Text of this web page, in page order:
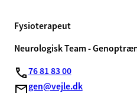
Fysioterapeut
Neurologisk Team -
76 81 83 00
gen@vejle.dk